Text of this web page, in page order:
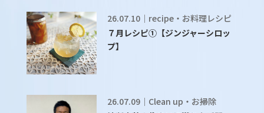
26.07.10｜recipe・お料理レシピ
７月レシピ①【ジンジャーシロッ
プ】
26.07.09｜Clean up・お掃除